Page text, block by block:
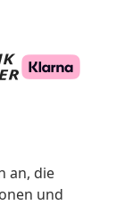
an, die
und